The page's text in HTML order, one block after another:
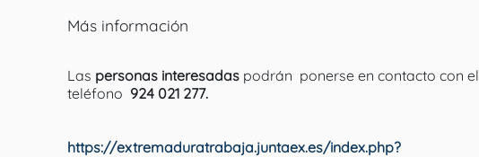
Más información
Las personas interesadas podrán ponerse en contacto con el
teléfono 924 021 277.
https://extremaduratrabaja.juntaex.es/index.php?